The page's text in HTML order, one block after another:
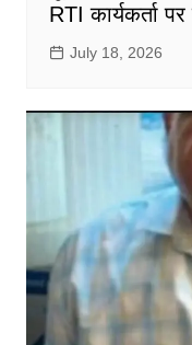
RTI कार्यकर्ता
July 18, 2026